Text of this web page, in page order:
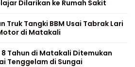
Dilarikan ke Rumah Sakit
Truk Tangki BBM Usai Tabrak Lari
di Matakali
Tahun di Matakali Ditemukan
Tenggelam di Sungai